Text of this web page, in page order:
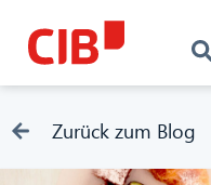
Zurück zum Blog